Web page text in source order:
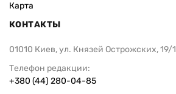
Карта
КОНТАКТЫ
01010 Киев, ул. Князей Острожских, 19/1
Телефон редакции:
+380 (44) 280-04-85